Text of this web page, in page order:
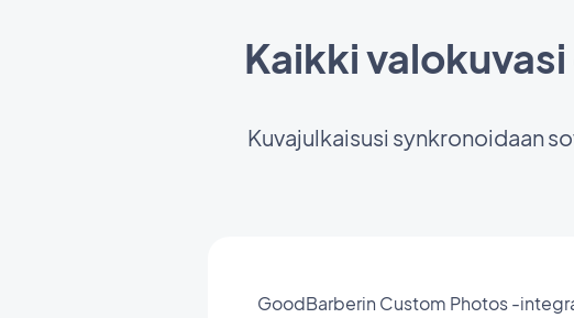
Kaikki
Kuvajulkaisusi synkronoidaan
GoodBarberin Custom Photos -